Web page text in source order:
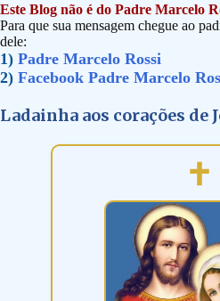
Este Blog não é do Padre Marcelo
Para que sua mensagem chegue ao
dele:
1) Padre Marcelo Rossi
2) Facebook Padre Marcelo
Ladainha aos corações de